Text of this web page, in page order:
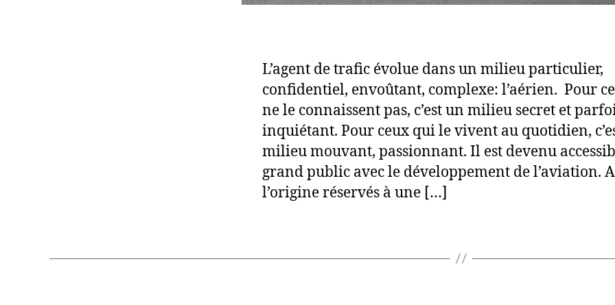
L’agent de trafic évolue dans un milieu particulier,
confidentiel, envoûtant, complexe: l’aérien. Pour
ne le connaissent pas, c’est un milieu secret et
inquiétant. Pour ceux qui le vivent au quotidien,
milieu mouvant, passionnant. Il est devenu
grand public avec le développement de l’aviation. A
l’origine réservés à une […]